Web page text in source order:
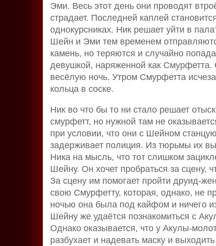
Эми. Весь этот день они проводят
страдает. Последней каплей
однокурсниках. Ник решает уйти в
Шейн и Эми тем временем
камень, но теряются и случайно
девушкой, наряженной как Смурфетта.
весёлую ночь. Утром Смурфетта
кольца в соске.
Ник во что бы то ни стало решает
смурфетт, но нужной там не
при условии, что они с Шейном
задерживает полиция. Из тюрьмы их
Ника на мысль, что тот слишком
Шейну. Он хочет пробраться за сцену,
За сцену им помогает пройти друид-
свою Смурфетту, которая, однако, не
ночью она была под кайфом и ничего
Шейну же удаётся познакомиться с
Однако оказывается, что у Акулы-
разбухает и надевать маску и